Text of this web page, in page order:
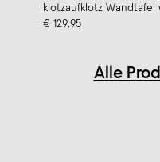
klotzaufklotz Wandtafel
€ 129,95
Alle